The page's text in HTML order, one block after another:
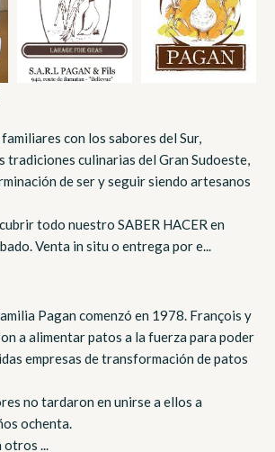
con los sabores del Sur,
tradiciones culinarias del Gran Sudoeste,
de ser y seguir siendo artesanos
todo nuestro SABER HACER en
Venta in situ o entrega por e...
Pagan comenzó en 1978. François y
a alimentar patos a la fuerza para poder
empresas de transformación de patos
no tardaron en unirse a ellos a
ochenta.
otros ...